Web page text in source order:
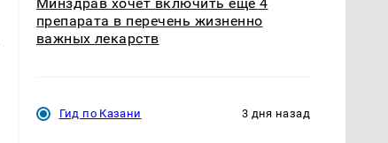
препарата в перечень жизненно
важных лекарств
Гид по Казани 3 дня назад